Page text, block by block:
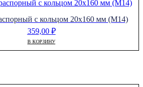
с кольцом 20х160 мм (М14)
359,00 ₽
В КОРЗИНУ